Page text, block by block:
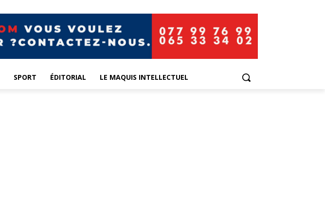
SPORT ÉDITORIAL LE MAQUIS INTELLECTUEL